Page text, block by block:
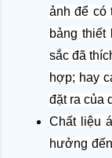
ảnh để có
bảng
sắc đã
hợp; hay
đặt ra của
Chất liệu
hưởng